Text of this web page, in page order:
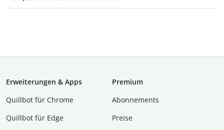
Erweiterungen & Apps
Quillbot für Chrome
Quillbot für Edge
Premium
Abon­ne­ments
Preise